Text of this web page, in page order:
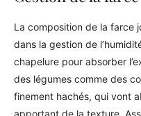
La composition de la farce
dans la gestion de
chapelure pour absorber
des légumes comme des
finement hachés, qui vont